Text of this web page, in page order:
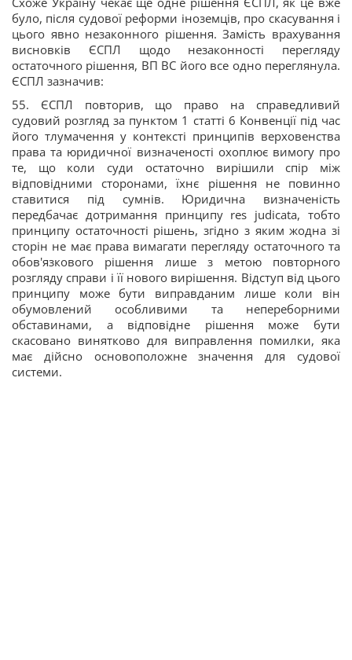
було, після судової реформи іноземців, про скасування і
цього явно незаконного рішення. Замість врахування
висновків ЄСПЛ щодо незаконності перегляду
остаточного рішення, ВП ВС його все одно переглянула.
ЄСПЛ зазначив:
55. ЄСПЛ повторив, що право на справедливий
судовий розгляд за пунктом 1 статті 6 Конвенції під час
його тлумачення у контексті принципів верховенства
права та юридичної визначеності охоплює вимогу про
те, що коли суди остаточно вирішили спір між
відповідними сторонами, їхнє рішення не повинно
ставитися під сумнів. Юридична визначеність
передбачає дотримання принципу res judicata, тобто
принципу остаточності рішень, згідно з яким жодна зі
сторін не має права вимагати перегляду остаточного та
обов'язкового рішення лише з метою повторного
розгляду справи і її нового вирішення. Відступ від цього
принципу може бути виправданим лише коли він
обумовлений особливими та непереборними
обставинами, а відповідне рішення може бути
скасовано винятково для виправлення помилки, яка
має дійсно основоположне значення для судової
системи.